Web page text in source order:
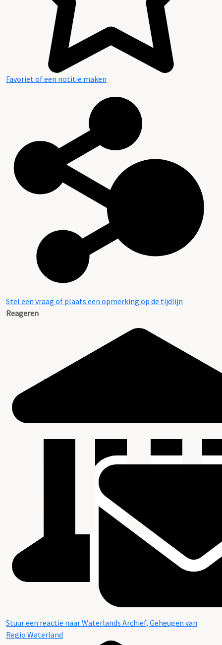
Favoriet of een notitie maken
Stel een vraag of plaats een opmerking op de tijdlijn
Reageren
Stuur een reactie naar Waterlands Archief, Geheugen van
Regio Waterland